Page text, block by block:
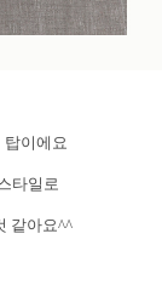
탑이에요
타일로
같아요^^